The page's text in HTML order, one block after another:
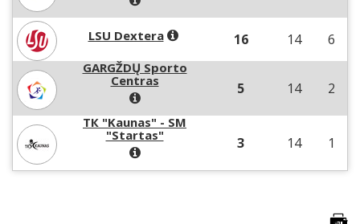
LSU Dextera 16 14 6
GARGŽDŲ Sporto
Centras
5 14 2
ТК "Kaunas" - SM
"Startas"
3 14 1